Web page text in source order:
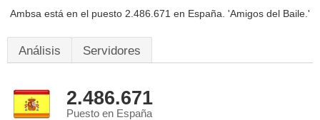
Ambsa está en el puesto 2.486.671 en España. 'Amigos del Baile.'
Análisis Servidores
2.486.671
Puesto en España